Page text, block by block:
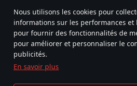
Nous utilisons les cookies pour
informations sur les performances
pour fournir des fonctionnalités de
pour améliorer et personnaliser le
publicités.
En savoir plus
Termes et conditions